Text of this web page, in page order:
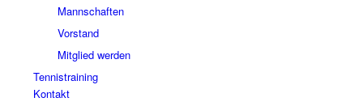
Mannschaften
Vorstand
Mitglied werden
Tennistraining
Kontakt